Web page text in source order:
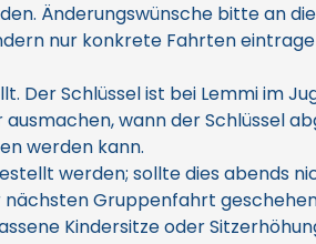
Änderungswünsche bitte an
nur konkrete Fahrten
Der Schlüssel ist bei Lemmi im
wann der Schlüssel
werden kann.
werden; sollte dies abends
Gruppenfahrt
Kindersitze oder